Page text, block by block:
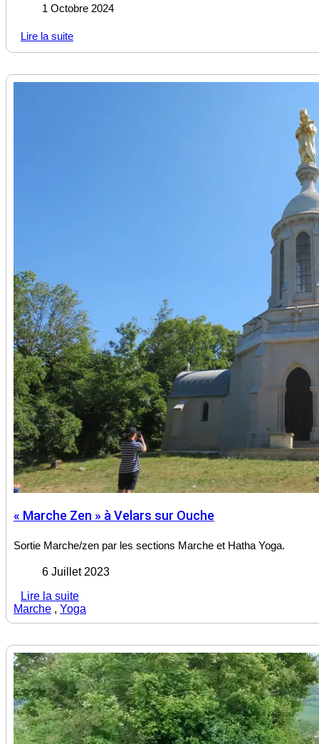
1 Octobre 2024
Lire la suite
« Marche Zen » à Velars sur Ouche
Sortie Marche/zen par les sections Marche et Hatha Yoga.
6 Juillet 2023
Lire la suite
Marche , Yoga